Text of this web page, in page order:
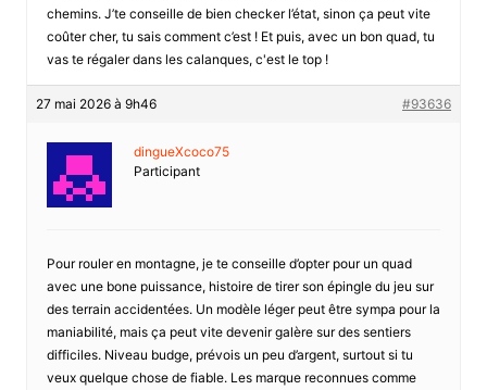
chemins. J’te conseille de bien checker l’état, sinon ça peut vite
coûter cher, tu sais comment c’est ! Et puis, avec un bon quad, tu
vas te régaler dans les calanques, c'est le top !
27 mai 2026 à 9h46 #93636
dingueXcoco75
Participant
Pour rouler en montagne, je te conseille d’opter pour un quad
avec une bone puissance, histoire de tirer son épingle du jeu sur
des terrain accidentées. Un modèle léger peut être sympa pour la
maniabilité, mais ça peut vite devenir galère sur des sentiers
difficiles. Niveau budge, prévois un peu d’argent, surtout si tu
veux quelque chose de fiable. Les marque reconnues comme